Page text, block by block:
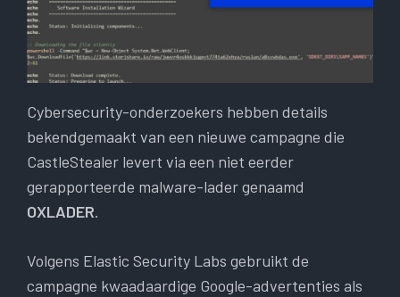
Cybersecurity-onderzoekers hebben details
bekendgemaakt van een nieuwe campagne die
CastleStealer levert via een niet eerder
gerapporteerde malware-lader genaamd
OXLADER.
Volgens Elastic Security Labs gebruikt de
campagne kwaadaardige Google-advertenties als